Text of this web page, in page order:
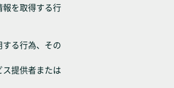
を取得する行
る行為、その
提供者または